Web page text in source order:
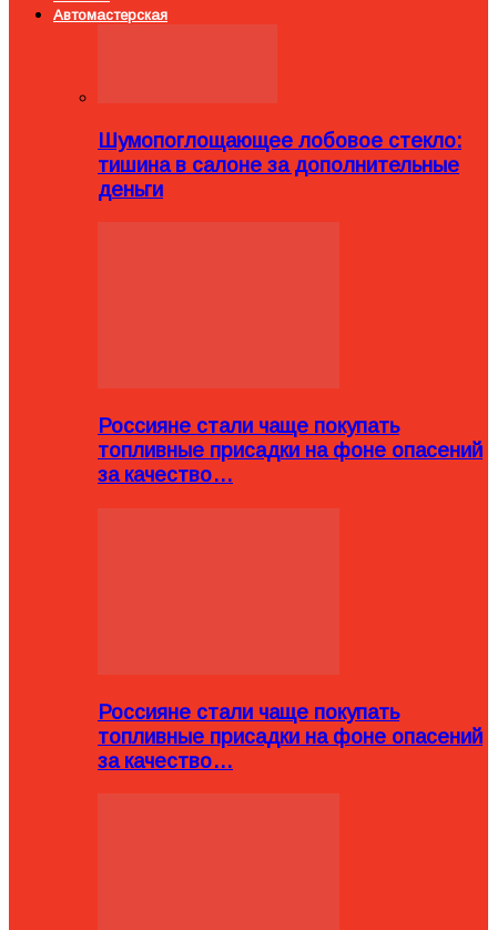
Автомастерская
Шумопоглощающее лобовое стекло:
тишина в салоне за дополнительные
деньги
Россияне стали чаще покупать
топливные присадки на фоне опасений
за качество…
Россияне стали чаще покупать
топливные присадки на фоне опасений
за качество…